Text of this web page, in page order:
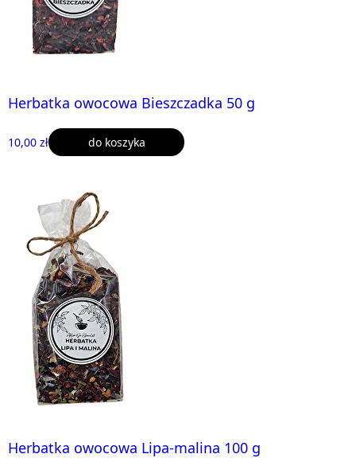
Herbatka owocowa Bieszczadka 50 g
10,00 zł do koszyka
Herbatka owocowa Lipa-malina 100 g